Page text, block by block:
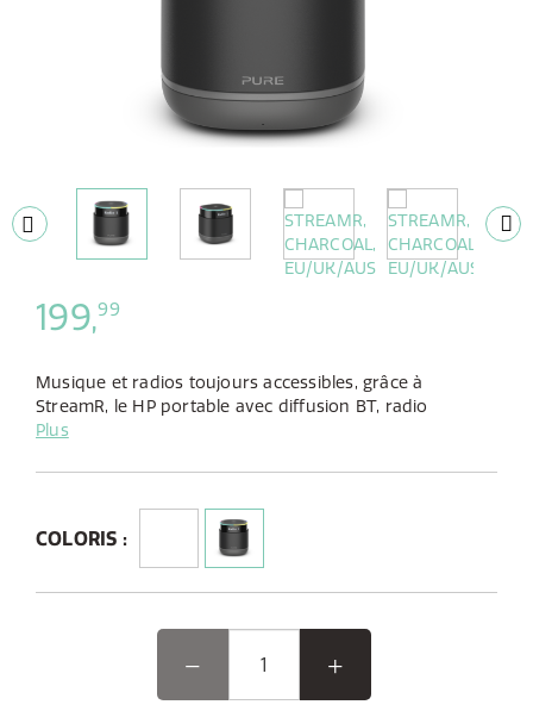
199,99
Musique et radios toujours accessibles, grâce à
StreamR, le HP portable avec diffusion BT, radio
numérique et technologie vocale d’Alexa. Conçu pour
exceptionnelle offrent un son puissant à 360⁰, partout,
Plus
COLORIS :